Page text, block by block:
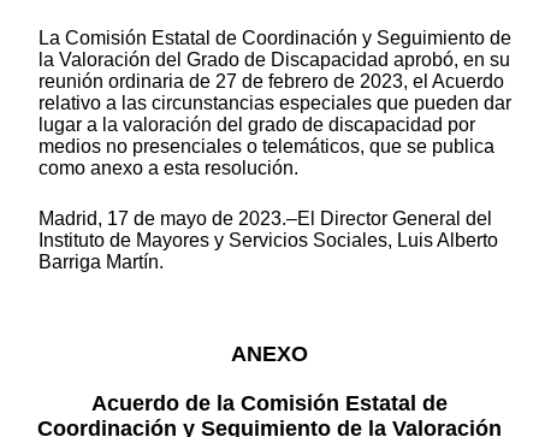
La Comisión Estatal de Coordinación y Seguimiento de
la Valoración del Grado de Discapacidad aprobó, en su
reunión ordinaria de 27 de febrero de 2023, el Acuerdo
relativo a las circunstancias especiales que pueden dar
lugar a la valoración del grado de discapacidad por
medios no presenciales o telemáticos, que se publica
como anexo a esta resolución.
Madrid, 17 de mayo de 2023.–El Director General del
Instituto de Mayores y Servicios Sociales, Luis Alberto
Barriga Martín.
ANEXO
Acuerdo de la Comisión Estatal de
Coordinación y Seguimiento de la Valoración